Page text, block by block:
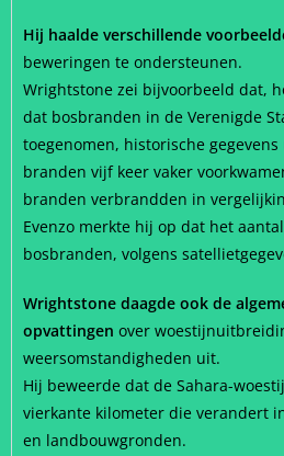
Hij haalde verschillende
beweringen te ondersteunen.
Wrightstone zei bijvoorbeeld dat,
dat bosbranden in de Verenigde
toegenomen, historische
branden vijf keer vaker
branden verbrandden in
Evenzo merkte hij op dat het
bosbranden, volgens
Wrightstone daagde ook de
opvattingen over
weersomstandigheden uit.
Hij beweerde dat de Sahara-
vierkante kilometer die verandert
en landbouwgronden.